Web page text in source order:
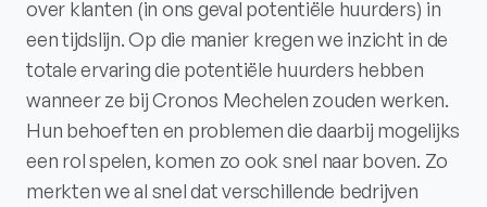
over klanten (in ons geval potentiële huurders) in
een tijdslijn. Op die manier kregen we inzicht in de
totale ervaring die potentiële huurders hebben
wanneer ze bij Cronos Mechelen zouden werken.
Hun behoeften en problemen die daarbij mogelijks
een rol spelen, komen zo ook snel naar boven. Zo
merkten we al snel dat verschillende bedrijven